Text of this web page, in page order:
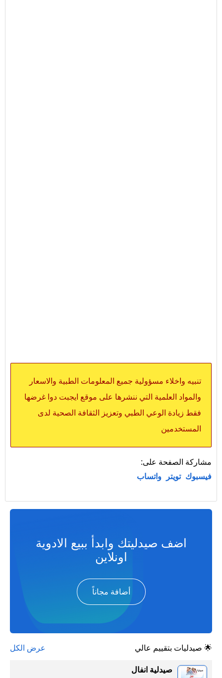
تنبيه واخلاء مسؤولية جميع المعلومات الطبية والاسعار
والمواد العلمية التي ننشرها على موقع ايجبت دوا غرضها
فقط زيادة الوعي الطبي وتعزيز الثقافة الصحية لدى
المستخدمين
مشاركة الصفحة على:
فيسبوك تويتر واتساب
اضف صيدليتك وابدأ ببيع الادوية
اونلاين
أضافة مجاناً
🌟 صيدليات بتقييم عالي عرض الكل
صيدلية انفال